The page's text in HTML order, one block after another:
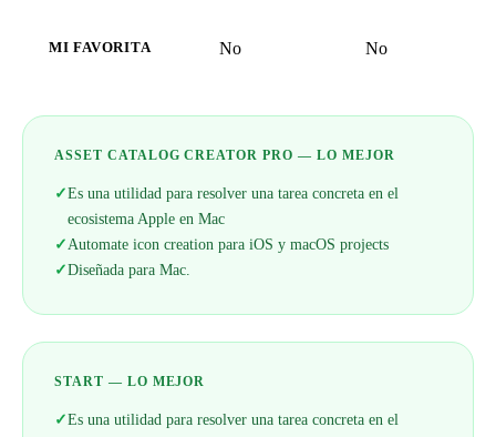
MI FAVORITA No No
ASSET CATALOG CREATOR PRO — LO MEJOR
✓Es una utilidad para resolver una tarea concreta en el
ecosistema Apple en Mac
✓Automate icon creation para iOS y macOS projects
✓Diseñada para Mac.
START — LO MEJOR
✓Es una utilidad para resolver una tarea concreta en el